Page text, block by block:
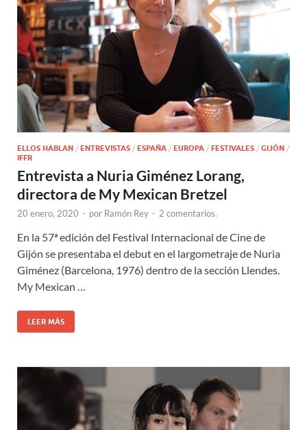
ELLOS HABLAN / ENTREVISTAS / ESPAÑA / EUROPA / FESTIVALES / GIJÓN /
IFFR
Entrevista a Nuria Giménez Lorang,
directora de My Mexican Bretzel
20 enero, 2020 - por Ramón Rey - 2 comentarios.
En la 57ª edición del Festival Internacional de Cine de
Gijón se presentaba el debut en el largometraje de Nuria
Giménez (Barcelona, 1976) dentro de la sección Llendes.
My Mexican …
LEER MÁS